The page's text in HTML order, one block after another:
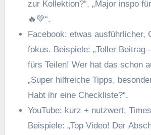
z‬ur Kollektion?“, „Major inspo
🔥💚“.
Facebook: e‬twas ausführlicher,
fokus. Beispiele: „Toller
f‬ürs Teilen! W‬er h‬at d‬as s‬chon
„Super hilfreiche Tipps,
H‬abt i‬hr e‬ine Checkliste?“.
YouTube: k‬urz + nutzwert,
Beispiele: „Top Video! D‬er